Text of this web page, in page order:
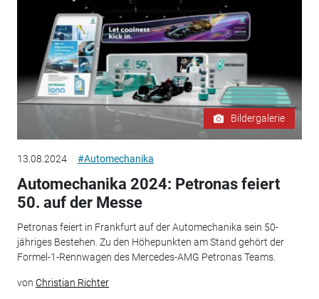
Bildergalerie
13.08.2024 #Automechanika
Automechanika 2024: Petronas feiert
50. auf der Messe
Petronas feiert in Frankfurt auf der Automechanika sein 50-
jähriges Bestehen. Zu den Höhepunkten am Stand gehört der
Formel-1-Rennwagen des Mercedes-AMG Petronas Teams.
von Christian Richter